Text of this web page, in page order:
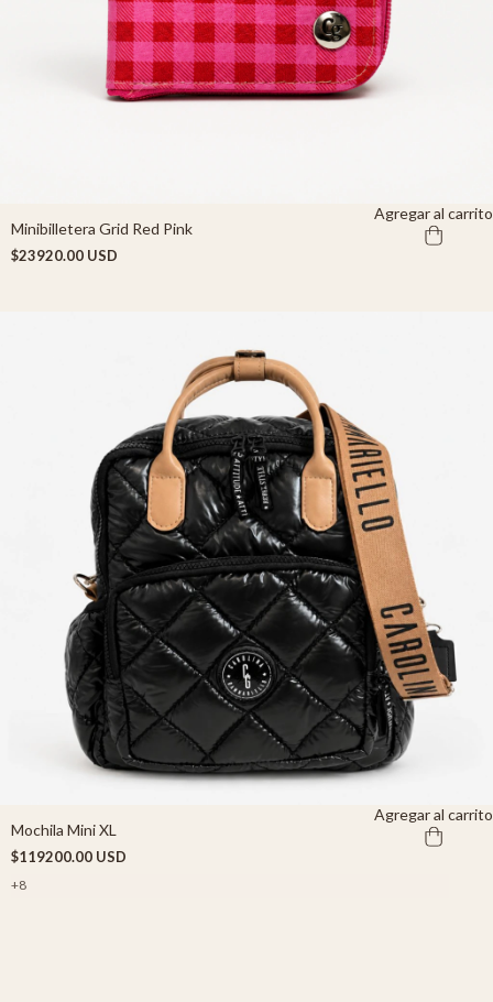
Minibilletera Grid Red Pink
$23920.00 USD
Agregar al carrito
Mochila Mini XL
$119200.00 USD
+8
Agregar al carrito